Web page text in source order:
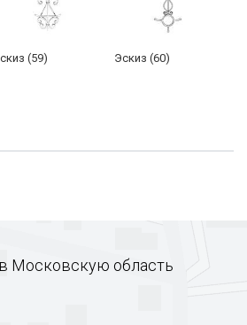
(59) Эскиз (60)
Московскую область